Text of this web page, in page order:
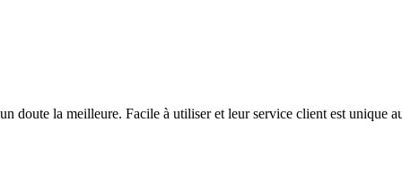
doute la meilleure. Facile à utiliser et leur service client est unique